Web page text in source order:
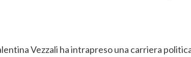
Vezzali ha intrapreso una carriera